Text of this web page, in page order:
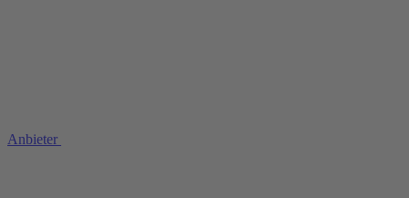
Anbieter